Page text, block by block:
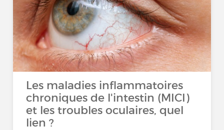
Les maladies inflammatoires
chroniques de l'intestin (MICI)
et les troubles oculaires, quel
lien ?